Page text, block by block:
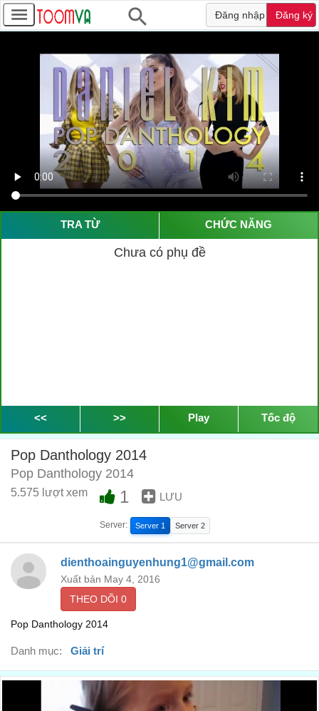
Đăng nhập Đăng ký
TRA TỪ CHỨC NĂNG
Chưa có phụ đề
<< >> Play Tốc độ
Pop Danthology 2014
Pop Danthology 2014
5.575 lượt xem 1 LƯU
Server: Server 1 Server 2
dienthoainguyenhung1@gmail.com
Xuất bản May 4, 2016
THEO DÕI 0
Pop Danthology 2014
Danh mục: Giải trí